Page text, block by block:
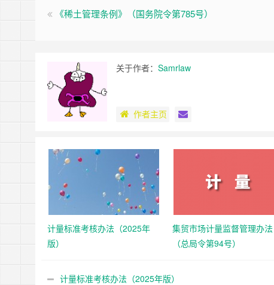
《稀土管理条例》（国务院令第785号）
关于作者： Samrlaw
作者主页
计量标准考核办法（2025年
版）
集贸市场计量监督管理办法
（总局令第94号）
计量标准考核办法（2025年版）